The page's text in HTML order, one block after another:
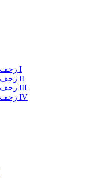
زحف الوحوش (فريق) I
زحف الوحوش (فريق) II
زحف الوحوش (فريق) III
زحف الوحوش (فريق) IV